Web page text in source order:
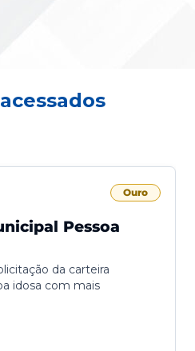
Ouro
Pessoa
da carteira
idosa com mais